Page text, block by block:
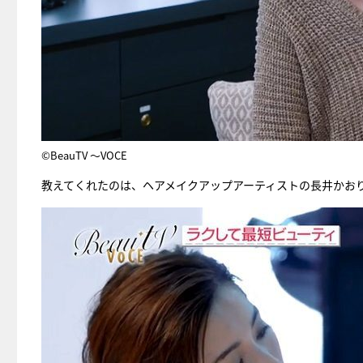
©BeauTV ～VOCE
教えてくれたのは、ヘアメイクアップアーティストの長井かお